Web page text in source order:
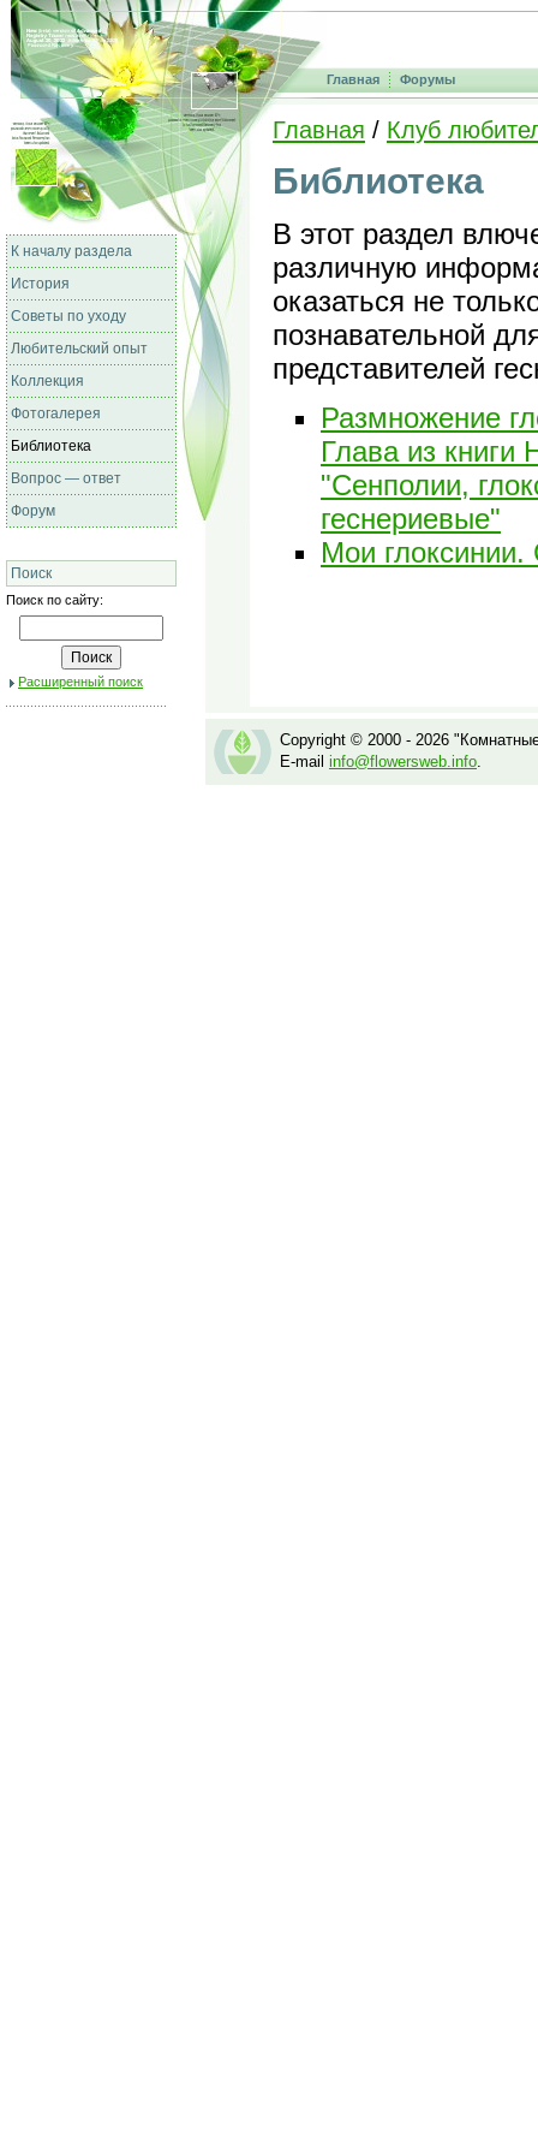
Главная Форумы
К началу раздела
История
Советы по уходу
Любительский опыт
Коллекция
Фотогалерея
Библиотека
Вопрос — ответ
Форум
Поиск
Поиск по сайту:
Расширенный поиск
Главная / Клуб
Библиотека
В этот раздел
различную
оказаться не
познавательной
представителей
Размножение
Глава из
"Сенполии,
геснериевые"
Мои
Copyright © 2000 - 2026
E-mail info@flowersweb.info.